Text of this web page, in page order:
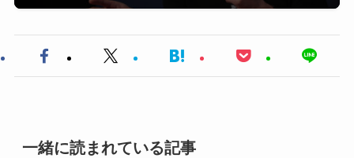
一緒に読まれている記事